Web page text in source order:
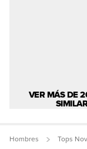
VER MÁS DE
Hombres Tops